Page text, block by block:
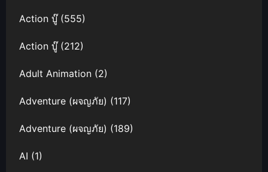
Action บู๊(555)
Action บู๊(212)
Adult Animation (2)
Adventure (ผจญภัย) (117)
Adventure (ผจญภัย) (189)
AI (1)